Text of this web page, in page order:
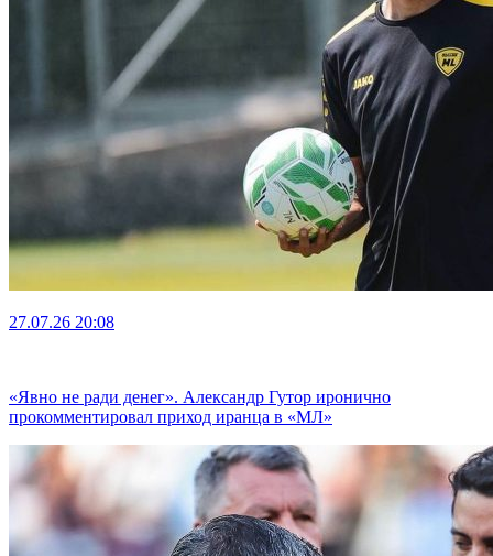
27.07.26 20:08
«Явно не ради денег». Александр Гутор иронично
прокомментировал приход иранца в «МЛ»